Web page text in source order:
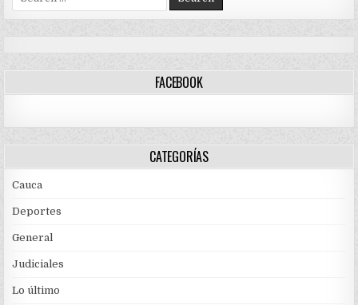
for:
FACEBOOK
CATEGORÍAS
Cauca
Deportes
General
Judiciales
Lo último